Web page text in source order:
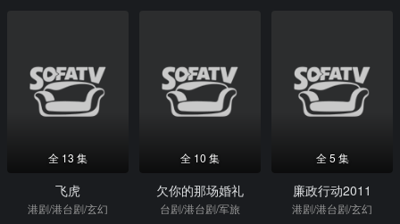
全 13 集
飞虎
港剧/港台剧/玄幻
全 10 集
欠你的那场婚礼
台剧/港台剧/军旅
全 5 集
廉政行动2011
港剧/港台剧/玄幻